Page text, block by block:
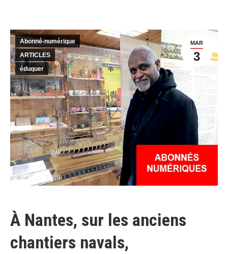
MAR
3
Abonné-numérique
ARTICLES
éduquer
À Nantes, sur les anciens
chantiers navals,